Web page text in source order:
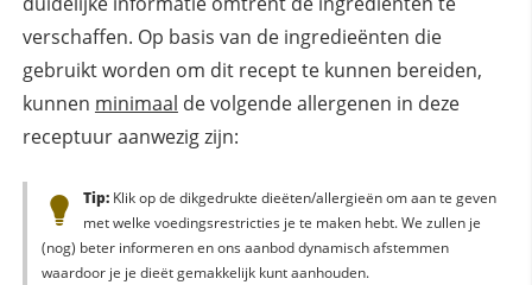
verschaffen. Op basis van de ingredieënten die
gebruikt worden om dit recept te kunnen bereiden,
kunnen minimaal de volgende allergenen in deze
receptuur aanwezig zijn:
Tip:Klik op de dikgedrukte dieëten/allergieën om aan te geven
met welke voedingsrestricties je te maken hebt. We zullen je
(nog) beter informeren en ons aanbod dynamisch afstemmen
waardoor je je dieët gemakkelijk kunt aanhouden.